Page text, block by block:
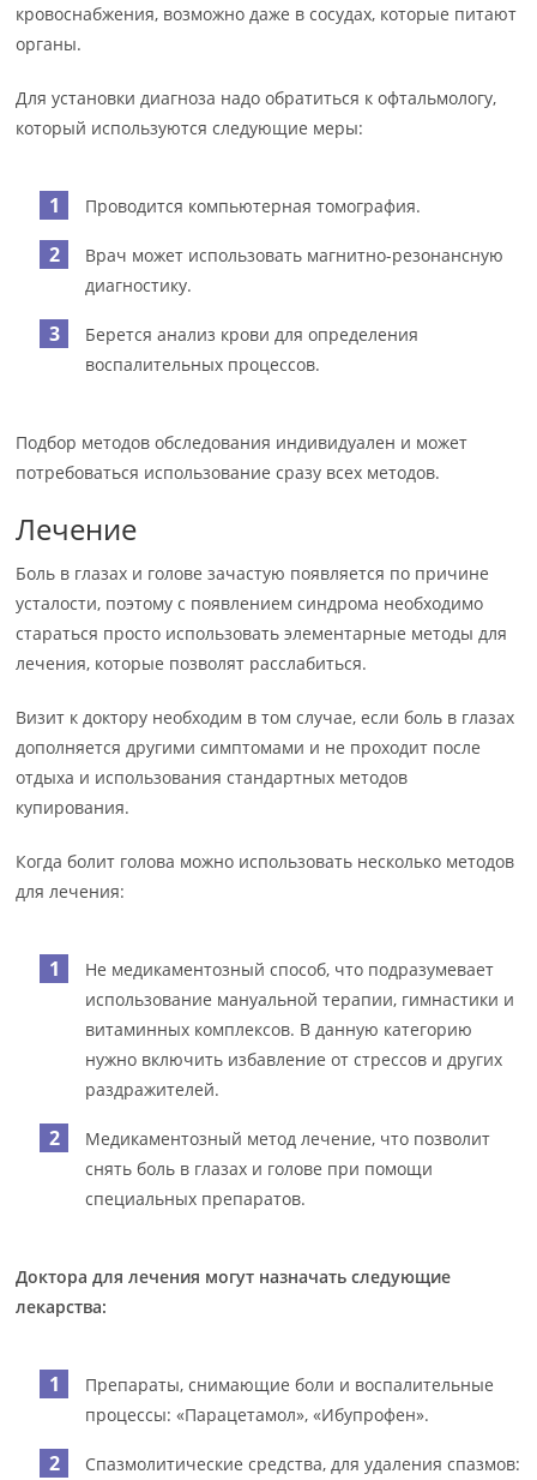
кровоснабжения, возможно даже в сосудах, которые питают
органы.
Для установки диагноза надо обратиться к офтальмологу,
который используются следующие меры:
Проводится компьютерная томография.
Врач может использовать магнитно-резонансную
диагностику.
Берется анализ крови для определения
воспалительных процессов.
Подбор методов обследования индивидуален и может
потребоваться использование сразу всех методов.
Лечение
Боль в глазах и голове зачастую появляется по причине
усталости, поэтому с появлением синдрома необходимо
стараться просто использовать элементарные методы для
лечения, которые позволят расслабиться.
Визит к доктору необходим в том случае, если боль в глазах
дополняется другими симптомами и не проходит после
отдыха и использования стандартных методов
купирования.
Когда болит голова можно использовать несколько методов
для лечения:
Не медикаментозный способ, что подразумевает
использование мануальной терапии, гимнастики и
витаминных комплексов. В данную категорию
нужно включить избавление от стрессов и других
раздражителей.
Медикаментозный метод лечение, что позволит
снять боль в глазах и голове при помощи
специальных препаратов.
Доктора для лечения могут назначать следующие
лекарства:
Препараты, снимающие боли и воспалительные
процессы: «Парацетамол», «Ибупрофен».
Спазмолитические средства, для удаления спазмов: